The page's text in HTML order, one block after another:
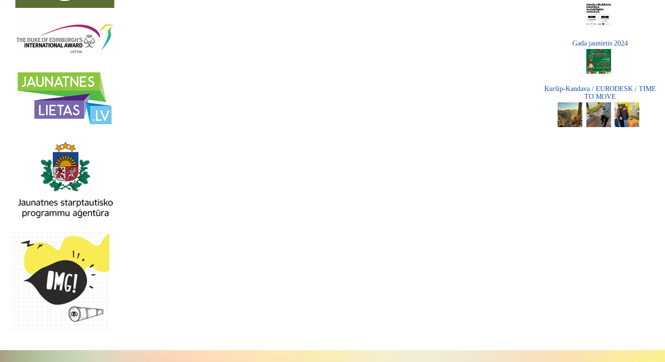
Gada jaunietis 2024
Kuršip-Kandava / EURODESK / TIME
TO MOVE